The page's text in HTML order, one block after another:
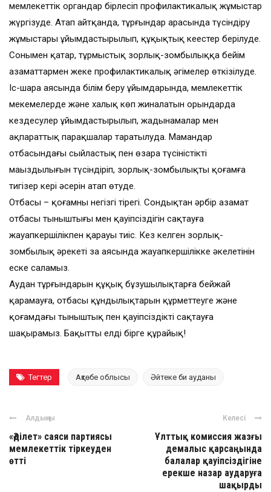
мемлекеттік органдар бірлесіп профилактикалық жұмыстар
жүргізуде. Атап айтқанда, тұрғындар арасында түсіндіру
жұмыстары ұйымдастырылып, құқықтық кеңестер берілуде.
Сонымен қатар, тұрмыстық зорлық-зомбылыққа бейім
азаматтармен жеке профилактикалық әңгімелер өткізілуде.
Іс-шара аясында білім беру ұйымдарында, мемлекеттік
мекемелерде және халық көп жиналатын орындарда
кездесулер ұйымдастырылып, жадынамалар мен
ақпараттық парақшалар таратылуда. Мамандар
отбасындағы сыйластық пен өзара түсіністіктің
маңыздылығын түсіндіріп, зорлық-зомбылықтың қоғамға
тигізер кері әсерін атап өтуде.
Отбасы – қоғамның негізгі тірегі. Сондықтан әрбір азамат
отбасы тыныштығы мен қауіпсіздігін сақтауға
жауапкершілікпен қарауы тиіс. Кез келген зорлық-
зомбылық әрекеті заң аясында жауапкершілікке әкелетінін
еске саламыз.
Аудан тұрғындарын құқық бұзушылықтарға бейжай
қарамауға, отбасы құндылықтарын құрметтеуге және
қоғамдағы тыныштық пен қауіпсіздікті сақтауға
шақырамыз. Бақытты елді бірге құрайық!
Тегтер Ақтөбе облысы Әйтеке би ауданы
Алдыңғы
«Әділет» саяси партиясы
мемлекеттік тіркеуден
өтті
Келесі
Ұлттық комиссия жазғы
демалыс қарсаңында
балалар қауіпсіздігіне
ерекше назар аударуға
шақырды